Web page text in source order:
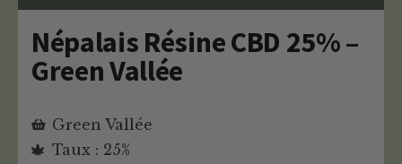
Népalais Résine CBD 25% –
Green Vallée
Green Vallée
Taux : 25%